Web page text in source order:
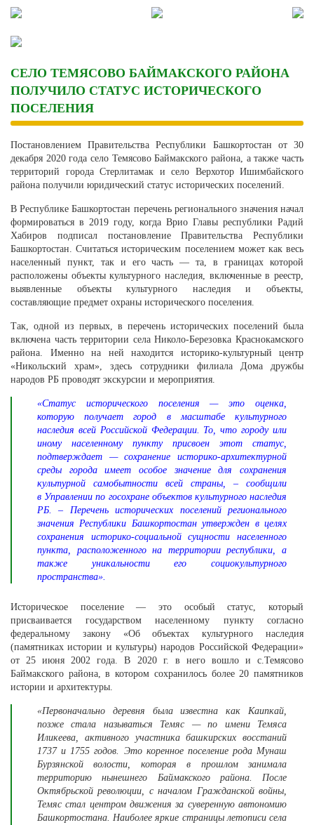
Skip
content
СЕЛО ТЕМЯСОВО БАЙМАКСКОГО РАЙОНА
ПОЛУЧИЛО СТАТУС ИСТОРИЧЕСКОГО
ПОСЕЛЕНИЯ
Постановлением Правительства Республики Башкортостан от 30
декабря 2020 года село Темясово Баймакского района, а также часть
территорий города Стерлитамак и село Верхотор Ишимбайского
района получили юридический статус исторических поселений.
В Республике Башкортостан перечень регионального значения начал
формироваться в 2019 году, когда Врио Главы республики Радий
Хабиров подписал постановление Правительства Республики
Башкортостан. Считаться историческим поселением может как весь
населенный пункт, так и его часть — та, в границах которой
расположены объекты культурного наследия, включенные в реестр,
выявленные объекты культурного наследия и объекты,
составляющие предмет охраны исторического поселения.
Так, одной из первых, в перечень исторических поселений была
включена часть территории села Николо-Березовка Краснокамского
района. Именно на ней находится историко-культурный центр
«Никольский храм», здесь сотрудники филиала Дома дружбы
народов РБ проводят экскурсии и мероприятия.
«Статус исторического поселения — это оценка,
которую получает город в масштабе культурного
наследия всей Российской Федерации. То, что городу или
иному населенному пункту присвоен этот статус,
подтверждает — сохранение историко-архитектурной
среды города имеет особое значение для сохранения
культурной самобытности всей страны, – сообщили
в Управлении по госохране объектов культурного наследия
РБ. – Перечень исторических поселений регионального
значения Республики Башкортостан утвержден в целях
сохранения историко-социальной сущности населенного
пункта, расположенного на территории республики, а
также уникальности его социокультурного
пространства».
Историческое поселение — это особый статус, который
присваивается государством населенному пункту согласно
федеральному закону «Об объектах культурного наследия
(памятниках истории и культуры) народов Российской Федерации»
от 25 июня 2002 года. В 2020 г. в него вошло и с.Темясово
Баймакского района, в котором сохранилось более 20 памятников
истории и архитектуры.
«Первоначально деревня была известна как Каипкай,
позже стала называться Темяс — по имени Темяса
Иликеева, активного участника башкирских восстаний
1737 и 1755 годов. Это коренное поселение рода Мунаш
Бурзянской волости, которая в прошлом занимала
территорию нынешнего Баймакского района. После
Октябрьской революции, с началом Гражданской войны,
Темяс стал центром движения за суверенную автономию
Башкортостана. Наиболее яркие страницы летописи села